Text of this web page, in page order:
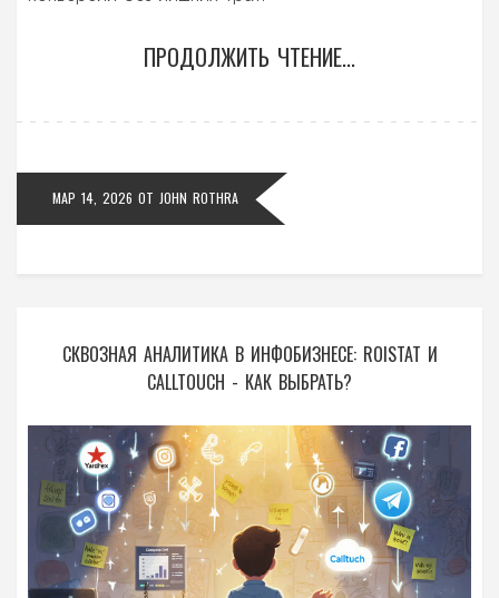
ПРОДОЛЖИТЬ ЧТЕНИЕ...
МАР 14, 2026 ОТ JOHN ROTHRA
СКВОЗНАЯ АНАЛИТИКА В ИНФОБИЗНЕСЕ: ROISTAT И
CALLTOUCH - КАК ВЫБРАТЬ?